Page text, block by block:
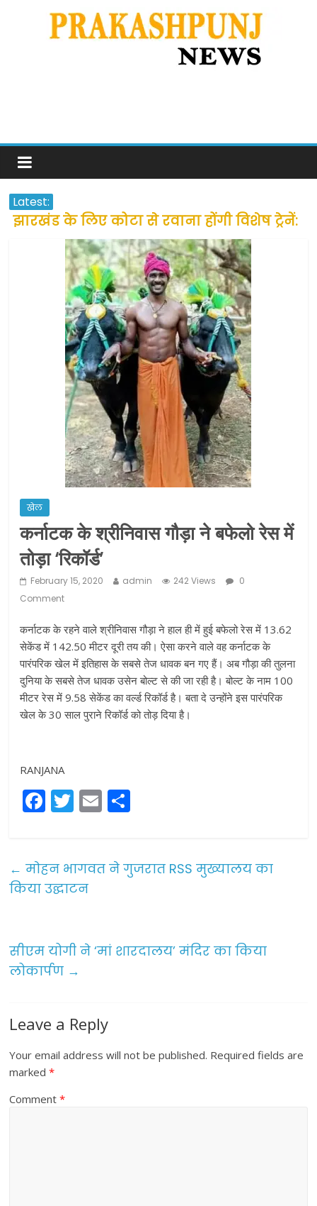
Latest:
झारखंड के लिए कोटा से रवाना होंगी विशेष ट्रेनें:
सीएम हेमंत सोरेन
उत्तराखंड के अन्य राज्यों में फंसे लोगों की जल्द
होगी घर वापसी
प्रवासियों व मजदूरों को दी गई छूट के बाद लोगो
ने कराया पंजीयन: राजस्थान सरकार
शराब और पान की दुकानों को ग्रीन जोन में
खोलने की मिली इजाजत: गृह मंत्रालय
दो हफ्ते के लिए बढ़ाया लॉकडाउन: गृह मंत्रालय
खेल
कर्नाटक के श्रीनिवास गौड़ा ने बफेलो रेस में
तोड़ा ‘रिकॉर्ड’
February 15, 2020 admin 242 Views
0
Comment
कर्नाटक के रहने वाले श्रीनिवास गौड़ा ने हाल ही में हुई बफेलो रेस में 13.62
सेकेंड में 142.50 मीटर दूरी तय की। ऐसा करने वाले वह कर्नाटक के
पारंपरिक खेल में इतिहास के सबसे तेज धावक बन गए हैं। अब गौड़ा की तुलना
दुनिया के सबसे तेज धावक उसेन बोल्ट से की जा रही है। बोल्ट के नाम 100
मीटर रेस में 9.58 सेकेंड का वर्ल्ड रिकॉर्ड है। बता दे उन्होंने इस पारंपरिक
खेल के 30 साल पुराने रिकॉर्ड को तोड़ दिया है।
RANJANA
F
a
e
b
o
k
T
w
er
E
m
l e
← माेहन भागवत ने गुजरात RSS मुख्यालय का
किया उद्घाटन
सीएम योगी ने ‘मां शारदालय’ मंदिर का किया
लोकार्पण →
Leave a Reply
Your email address will not be published. Required fields are
marked*
Comment*